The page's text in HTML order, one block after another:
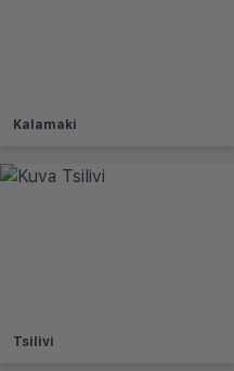
Kalamaki
Tsilivi